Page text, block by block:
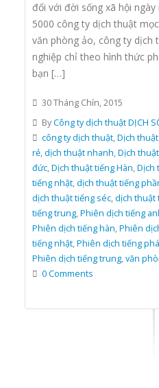
đối với đời sống xã hội
5000 công ty dịch thuật
văn phòng ảo, công ty dịch
nghiệp chỉ theo hình thức
bạn […]
30 Tháng Chín, 2015
ByCông ty dịch thuật DỊCH
công ty dịch thuật,Dịch
rẻ,dịch thuật nhanh,Dịch
đức,Dịch thuật tiếng Hàn,Dịch
tiếng nhật,dịch thuật tiếng
dịch thuật tiếng séc,dịch thuật
tiếng trung,Phiên dịch tiếng
Phiên dịch tiếng hàn,Phiên
tiếng nhật,Phiên dịch tiếng
Phiên dịch tiếng trung,văn
0 Comments